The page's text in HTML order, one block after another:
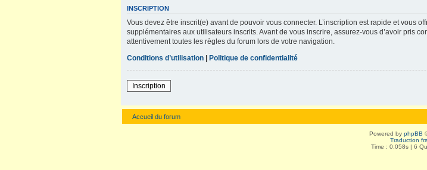
INSCRIPTION
Vous devez être inscrit(e) avant de pouvoir vous connecter. L’inscription est rapide et vous
supplémentaires aux utilisateurs inscrits. Avant de vous inscrire, assurez-vous d’avoir pris
attentivement toutes les règles du forum lors de votre navigation.
Conditions d’utilisation | Politique de confidentialité
Inscription
Accueil du forum
Powered by phpBB
Traduction
Time : 0.058s | 6